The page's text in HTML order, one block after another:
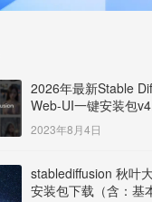
2026年最新Stable
Web-UI一键安装包
Windows版【支持50
2023年8月4日
stablediffusion 秋叶
安装包下载（含：基